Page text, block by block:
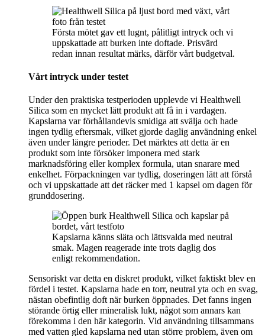
Första mötet gav ett lugnt, pålitligt intryck och vi
uppskattade att burken inte doftade. Prisvärd
redan innan resultat märks, därför vårt budgetval.
Vårt intryck under testet
Under den praktiska testperioden upplevde vi Healthwell
Silica som en mycket lätt produkt att få in i vardagen.
Kapslarna var förhållandevis smidiga att svälja och hade
ingen tydlig eftersmak, vilket gjorde daglig användning enkel
även under längre perioder. Det märktes att detta är en
produkt som inte försöker imponera med stark
marknadsföring eller komplex formula, utan snarare med
enkelhet. Förpackningen var tydlig, doseringen lätt att förstå
och vi uppskattade att det räcker med 1 kapsel om dagen för
grunddosering.
Kapslarna känns släta och lättsvalda med neutral
smak. Magen reagerade inte trots daglig dos
enligt rekommendation.
Sensoriskt var detta en diskret produkt, vilket faktiskt blev en
fördel i testet. Kapslarna hade en torr, neutral yta och en svag,
nästan obefintlig doft när burken öppnades. Det fanns ingen
störande örtig eller mineralisk lukt, något som annars kan
förekomma i den här kategorin. Vid användning tillsammans
med vatten gled kapslarna ned utan större problem, även om